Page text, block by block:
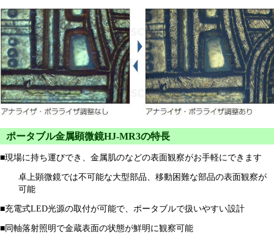
ポータブル金属顕微鏡HJ-MR3の特長
■現場に持ち運びでき、金属肌のなどの表面観察がお手軽にできます
卓上顕微鏡では不可能な大型部品、移動困難な部品の表面観察が
可能
■充電式LED光源の取付が可能で、ポータブルで扱いやすい設計
■同軸落射照明で金蔵表面の状態が鮮明に観察可能